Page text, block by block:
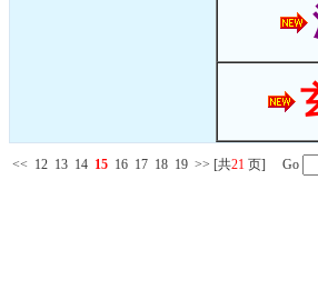
<< 12 13 14 15 16 17 18 19 >> [共21 页] Go